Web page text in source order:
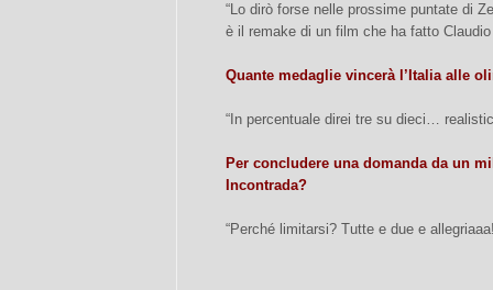
“Lo dirò forse nelle prossime puntate di
è il remake di un film che ha fatto
Quante medaglie vincerà l’Italia alle
“In percentuale direi tre su dieci…
Per concludere una domanda da un
Incontrada?
“Perché limitarsi? Tutte e due e